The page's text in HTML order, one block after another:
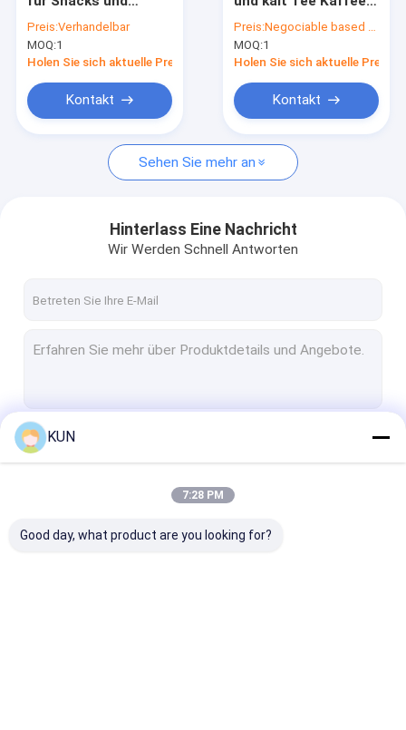
Neuigkeiten
Bitte um ein Angebot
Automaten-Kiosk
ATM-Registrierkasse
Bareinzahlungs-Maschine
Selbsteinrichtungskiosk
Geldumtausch-Kiosk
Regierungs-Kiosk
Diebstahl
Touchscreen
Selbstbedienung
Preis:Verhandelbar
MOQ:1
Holen Sie sich aktuelle Preis
Kontakt
Maschine Kiosk
Preis:Negociable based on the quantity
MOQ:1
Holen Sie sich aktuelle Preis
Kontakt
Sehen Sie mehr an
Hinterlass Eine Nachricht
Wir Werden Schnell Antworten
KUN
7:28 PM
Good day, what product are you looking for?